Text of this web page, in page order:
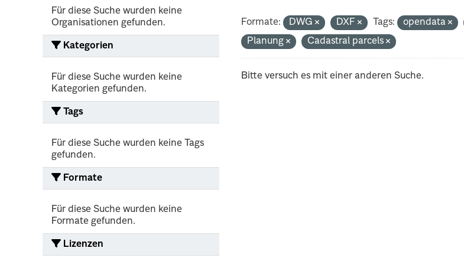
Für diese Suche wurden keine
Organisationen gefunden.
Kategorien
Für diese Suche wurden keine
Kategorien gefunden.
Tags
Für diese Suche wurden keine Tags
gefunden.
Formate
Für diese Suche wurden keine
Formate gefunden.
Lizenzen
Formate: DWG DXF Tags: opendata
Planung
Cadastral parcels
Bitte versuch es mit einer anderen Suche.